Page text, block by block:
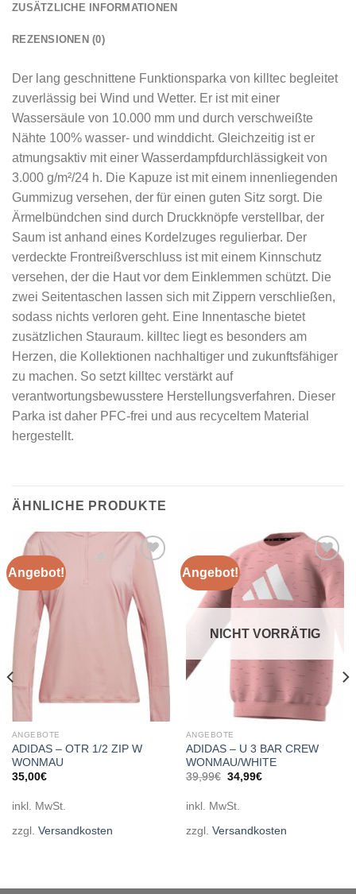
ZUSÄTZLICHE INFORMATIONEN
REZENSIONEN (0)
Der lang geschnittene Funktionsparka von killtec begleitet
zuverlässig bei Wind und Wetter. Er ist mit einer
Wassersäule von 10.000 mm und durch verschweißte
Nähte 100% wasser- und winddicht. Gleichzeitig ist er
atmungsaktiv mit einer Wasserdampfdurchlässigkeit von
3.000 g/m²/24 h. Die Kapuze ist mit einem innenliegenden
Gummizug versehen, der für einen guten Sitz sorgt. Die
Ärmelbündchen sind durch Druckknöpfe verstellbar, der
Saum ist anhand eines Kordelzuges regulierbar. Der
verdeckte Frontreißverschluss ist mit einem Kinnschutz
versehen, der die Haut vor dem Einklemmen schützt. Die
zwei Seitentaschen lassen sich mit Zippern verschließen,
sodass nichts verloren geht. Eine Innentasche bietet
zusätzlichen Stauraum. killtec liegt es besonders am
Herzen, die Kollektionen nachhaltiger und zukunftsfähiger
zu machen. So setzt killtec verstärkt auf
verantwortungsbewusstere Herstellungsverfahren. Dieser
Parka ist daher PFC-frei und aus recyceltem Material
hergestellt.
ÄHNLICHE PRODUKTE
Angebot!
Add to
wishlist
ANGEBOTE
ADIDAS – OTR 1/2 ZIP W
WONMAU
35,00€
inkl. MwSt.
zzgl. Versandkosten
Angebot!
Add to
wishlist
NICHT VORRÄTIG
ANGEBOTE
ADIDAS – U 3 BAR CREW
WONMAU/WHITE
39,99€ Ursprünglicher
39,99€
34,99€Aktueller
inkl. MwSt.
zzgl. Versandkosten